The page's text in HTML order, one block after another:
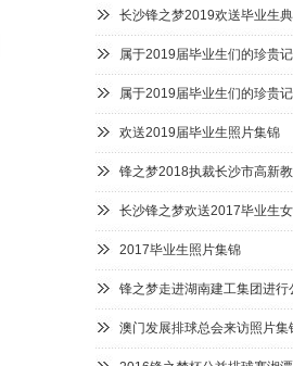
长沙锋之梦2019欢送毕业生
属于2019届毕业生们的珍贵
属于2019届毕业生们的珍贵
欢送2019届毕业生照片集锦
锋之梦2018执裁长沙市高新
长沙锋之梦欢送2017毕业生
2017毕业生照片集锦
锋之梦走进湖南建工集团进
澳门发展排球总会来访照片集